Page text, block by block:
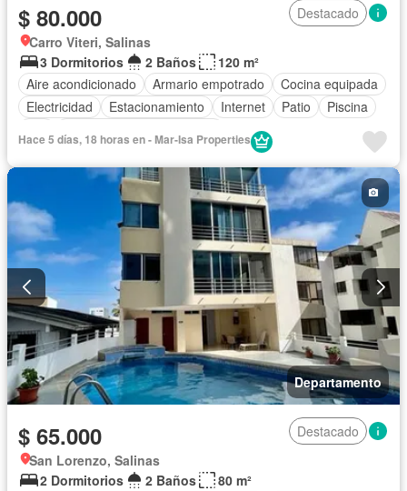
$ 80.000
Destacado
Carro Viteri, Salinas
3 Dormitorios
2 Baños
120 m²
Aire acondicionado
Armario empotrado
Cocina equipada
Electricidad
Estacionamiento Internet Patio
Piscina
Hace 5 días, 18 horas en - Mar-Isa Properties
Departamento
$ 65.000
Destacado
San Lorenzo, Salinas
2 Dormitorios
2 Baños
80 m²